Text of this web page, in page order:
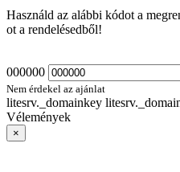
Használd az alábbi kódot a
ot a rendelésedből!
000000
Nem érdekel az ajánlat
litesrv._domainkey
Vélemények
×